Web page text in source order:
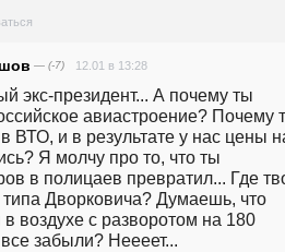
— (-7) 12.01 в 13:28
экс-президент... А почему ты
авиастроение? Почему
ВТО, и в результате у нас цены
Я молчу про то, что ты
в полицаев превратил... Где
типа Дворковича? Думаешь, что
воздухе с разворотом на 180
забыли? Неееет...